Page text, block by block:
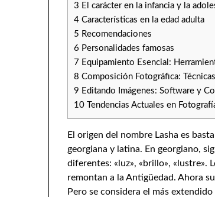
3 El carácter en la infancia y la
4 Características en la edad adulta
5 Recomendaciones
6 Personalidades famosas
7 Equipamiento Esencial:
8 Composición Fotográfica:
9 Editando Imágenes: Software y
10 Tendencias Actuales en
El origen del nombre Lasha es
georgiana y latina. En georgiano,
diferentes: «luz», «brillo», «lustre».
remontan a la Antigüedad. Ahora
Pero se considera el más